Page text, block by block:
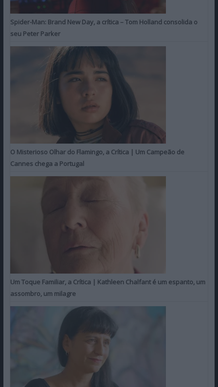
Spider-Man: Brand New Day, a crítica – Tom Holland consolida o
seu Peter Parker
O Misterioso Olhar do Flamingo, a Crítica | Um Campeão de
Cannes chega a Portugal
Um Toque Familiar, a Crítica | Kathleen Chalfant é um espanto, um
assombro, um milagre